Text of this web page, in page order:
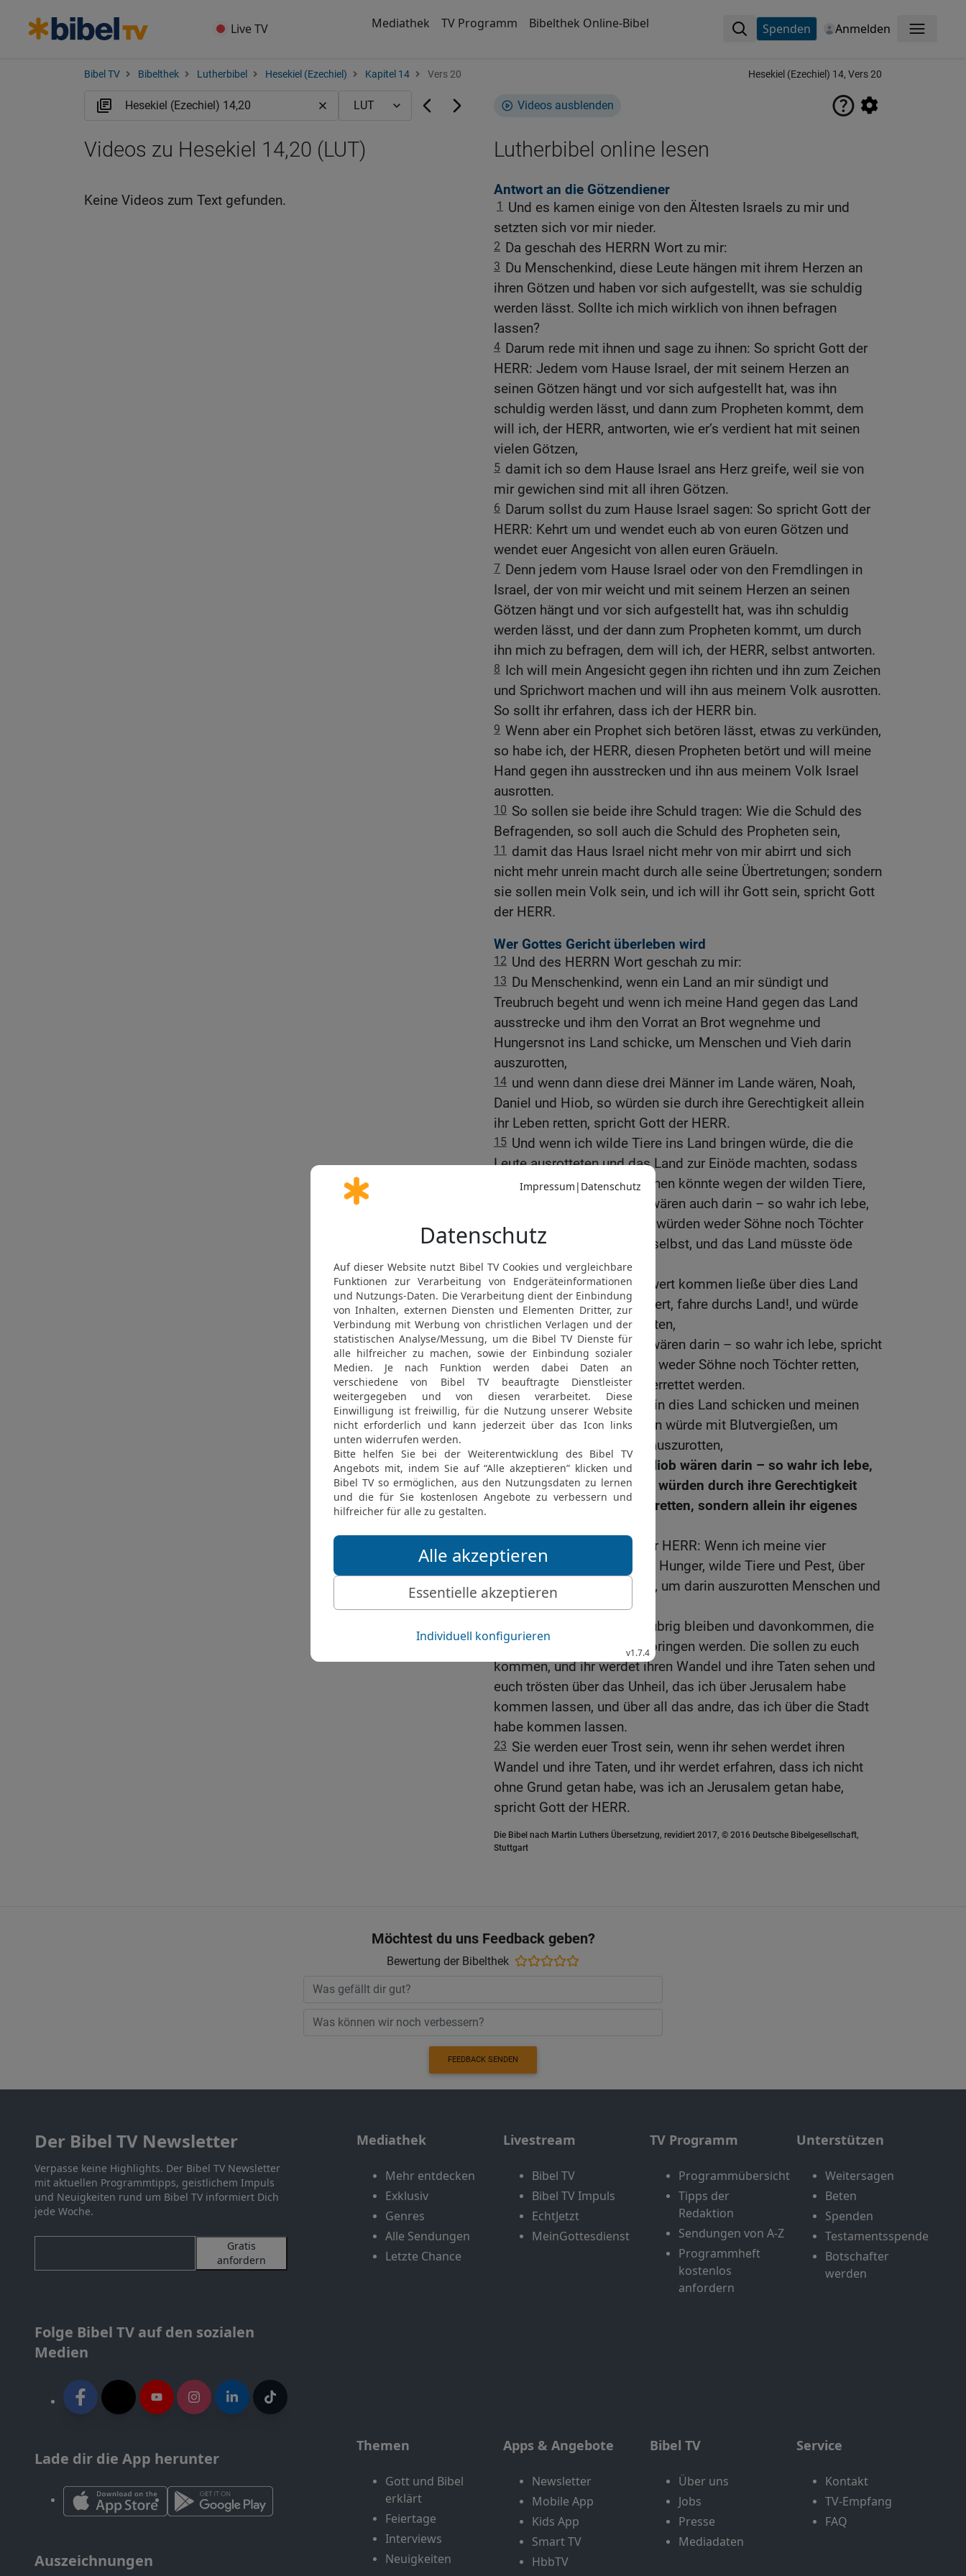
Live TV Mediathek TV Programm Bibelthek Online-Bibel Spenden Anmelden Menü
Bibel TV Bibelthek Lutherbibel Hesekiel (Ezechiel) Kapitel 14 Vers 20 Hesekiel (Ezechiel) 14, Vers 20
Videos ausblenden
Lutherbibel online lesen
Antwort an die Götzendiener
1
Und es kamen einige von den Ältesten Israels zu mir und
setzten sich vor mir nieder.
2 Da geschah des HERRN Wort zu mir:
3 Du Menschenkind, diese Leute hängen mit ihrem Herzen an
ihren Götzen und haben vor sich aufgestellt, was sie schuldig
werden lässt. Sollte ich mich wirklich von ihnen befragen
lassen?
4 Darum rede mit ihnen und sage zu ihnen: So spricht Gott der
HERR: Jedem vom Hause Israel, der mit seinem Herzen an
seinen Götzen hängt und vor sich aufgestellt hat, was ihn
schuldig werden lässt, und dann zum Propheten kommt, dem
will ich, der HERR, antworten, wie er’s verdient hat mit seinen
vielen Götzen,
5 damit ich so dem Hause Israel ans Herz greife, weil sie von
mir gewichen sind mit all ihren Götzen.
6 Darum sollst du zum Hause Israel sagen: So spricht Gott der
HERR: Kehrt um und wendet euch ab von euren Götzen und
wendet euer Angesicht von allen euren Gräueln.
7 Denn jedem vom Hause Israel oder von den Fremdlingen in
Israel, der von mir weicht und mit seinem Herzen an seinen
Götzen hängt und vor sich aufgestellt hat, was ihn schuldig
werden lässt, und der dann zum Propheten kommt, um durch
ihn mich zu befragen, dem will ich, der HERR, selbst antworten.
8 Ich will mein Angesicht gegen ihn richten und ihn zum Zeichen
und Sprichwort machen und will ihn aus meinem Volk ausrotten.
So sollt ihr erfahren, dass ich der HERR bin.
9 Wenn aber ein Prophet sich betören lässt, etwas zu verkünden,
so habe ich, der HERR, diesen Propheten betört und will meine
Hand gegen ihn ausstrecken und ihn aus meinem Volk Israel
ausrotten.
10 So sollen sie beide ihre Schuld tragen: Wie die Schuld des
Befragenden, so soll auch die Schuld des Propheten sein,
11
damit das Haus Israel nicht mehr von mir abirrt und sich
nicht mehr unrein macht durch alle seine Übertretungen; sondern
sie sollen mein Volk sein, und ich will ihr Gott sein, spricht Gott
der HERR.
Wer Gottes Gericht überleben wird
12 Und des HERRN Wort geschah zu mir:
13 Du Menschenkind, wenn ein Land an mir sündigt und
Treubruch begeht und wenn ich meine Hand gegen das Land
ausstrecke und ihm den Vorrat an Brot wegnehme und
Hungersnot ins Land schicke, um Menschen und Vieh darin
auszurotten,
14 und wenn dann diese drei Männer im Lande wären, Noah,
Daniel und Hiob, so würden sie durch ihre Gerechtigkeit allein
ihr Leben retten, spricht Gott der HERR.
15 Und wenn ich wilde Tiere ins Land bringen würde, die die
Leute ausrotteten und das Land zur Einöde machten, sodass
niemand mehr hindurchziehen könnte wegen der wilden Tiere,
und diese drei Männer wären auch darin – so wahr ich lebe,
spricht Gott der HERR: Sie würden weder Söhne noch Töchter
retten, sondern allein sich selbst, und das Land müsste öde
werden.
17
Oder wenn ich das Schwert kommen ließe über dies Land
und sprechen würde: Schwert, fahre durchs Land!, und würde
Menschen und Vieh ausrotten,
18 und diese drei Männer wären darin – so wahr ich lebe, spricht
Gott der HERR: Sie würden weder Söhne noch Töchter retten,
sondern sie allein würden errettet werden.
19 Oder wenn ich die Pest in dies Land schicken und meinen
Grimm darüber ausschütten würde mit Blutvergießen, um
Menschen und Vieh darin auszurotten,
20 und Noah, Daniel und Hiob wären darin – so wahr ich lebe,
spricht Gott der HERR: Sie würden durch ihre Gerechtigkeit
weder Sohn noch Tochter retten, sondern allein ihr eigenes
Denn so spricht Gott der HERR: Wenn ich meine vier
schweren Strafen, Schwert, Hunger, wilde Tiere und Pest, über
Jerusalem schicken werde, um darin auszurotten Menschen und
Vieh,
siehe, so sollen einige übrig bleiben und davonkommen, die
Söhne und Töchter herausbringen werden. Die sollen zu euch
kommen, und ihr werdet ihren Wandel und ihre Taten sehen und
euch trösten über das Unheil, das ich über Jerusalem habe
kommen lassen, und über all das andre, das ich über die Stadt
habe kommen lassen.
23 Sie werden euer Trost sein, wenn ihr sehen werdet ihren
Wandel und ihre Taten, und ihr werdet erfahren, dass ich nicht
ohne Grund getan habe, was ich an Jerusalem getan habe,
spricht Gott der HERR.
Die Bibel nach Martin Luthers Übersetzung, revidiert 2017, © 2016 Deutsche Bibelgesellschaft,
Stuttgart
Videos zu Hesekiel 14,20 (LUT)
Keine Videos zum Text gefunden.
Möchtest du uns Feedback geben?
Bewertung der Bibelthek
FEEDBACK SENDEN
Der Bibel TV Newsletter
Verpasse keine Highlights. Der Bibel TV Newsletter
mit aktuellen Programmtipps, geistlichem Impuls
und Neuigkeiten rund um Bibel TV informiert Dich
jede Woche.
Gratis
anfordern
Folge Bibel TV auf den sozialen
Medien
Lade dir die App herunter
Auszeichnungen
Mediathek
Mehr entdecken
Exklusiv
Genres
Alle Sendungen
Letzte Chance
Livestream
Bibel TV
Bibel TV Impuls
EchtJetzt
MeinGottesdienst
TV Programm
Programmübersicht
Tipps der
Redaktion
Sendungen von A-Z
Programmheft
kostenlos
anfordern
Unterstützen
Weitersagen
Beten
Spenden
Testamentsspende
Botschafter
werden
Themen
Gott und Bibel
erklärt
Feiertage
Interviews
Neuigkeiten
Apps & Angebote
Newsletter
Mobile App
Kids App
Smart TV
HbbTV
Bibel TV
Über uns
Jobs
Presse
Mediadaten
Service
Kontakt
TV-Empfang
FAQ